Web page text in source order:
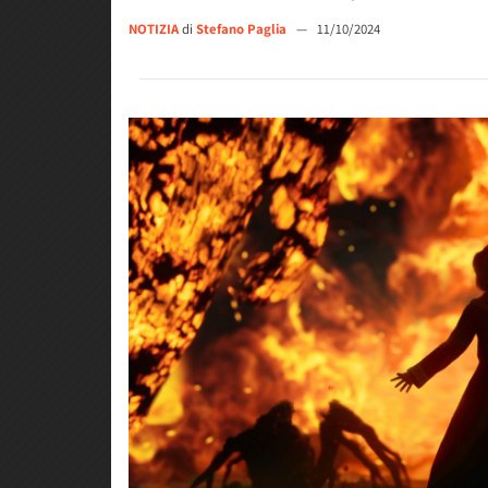
NOTIZIAdi Stefano Paglia — 11/10/2024